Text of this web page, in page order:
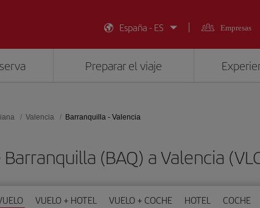
España - ES
Empresas
Preparar el viaje
Valencia Barranquilla - Valencia
(BAQ) a Valencia
VUELO + HOTEL VUELO + COCHE HOTEL COCHE